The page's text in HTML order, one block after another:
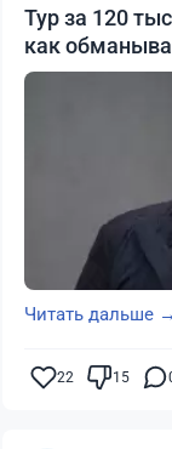
Тур за 120
как
Читать дальше →
22 15